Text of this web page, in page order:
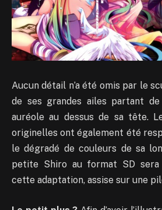
Aucun détail n’a été omis par le
de ses grandes ailes partant
auréole au dessus de sa tête.
originelles ont également été
le dégradé de couleurs de sa
petite Shiro au format SD sera
cette adaptation, assise sur une